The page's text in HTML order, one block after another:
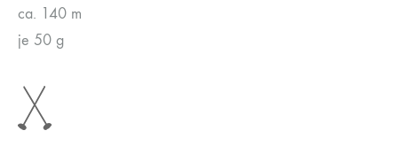
ca. 140 m
je 50 g